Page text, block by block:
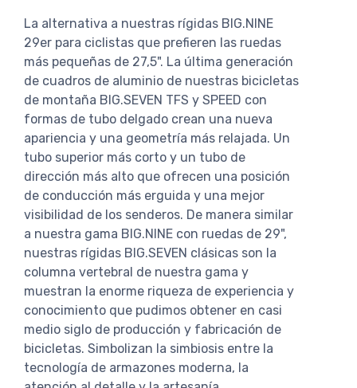
La alternativa a nuestras rígidas BIG.NINE
29er para ciclistas que prefieren las ruedas
más pequeñas de 27,5". La última generación
de cuadros de aluminio de nuestras bicicletas
de montaña BIG.SEVEN TFS y SPEED con
formas de tubo delgado crean una nueva
apariencia y una geometría más relajada. Un
tubo superior más corto y un tubo de
dirección más alto que ofrecen una posición
de conducción más erguida y una mejor
visibilidad de los senderos. De manera similar
a nuestra gama BIG.NINE con ruedas de 29",
nuestras rígidas BIG.SEVEN clásicas son la
columna vertebral de nuestra gama y
muestran la enorme riqueza de experiencia y
conocimiento que pudimos obtener en casi
medio siglo de producción y fabricación de
bicicletas. Simbolizan la simbiosis entre la
tecnología de armazones moderna, la